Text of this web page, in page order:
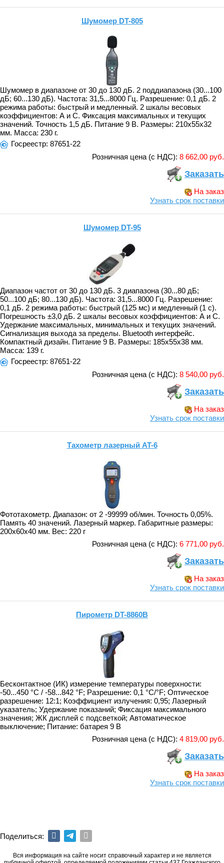
Шумомер DT-805
Шумомер в диапазоне от 30 до 130 дБ. 2 поддиапазона (30...100
дБ; 60...130 дБ). Частота: 31,5...8000 Гц. Разрешение: 0,1 дБ. 2
режима работы: быстрый и медленный. 2 шкалы весовых
коэффициентов: А и С. Фиксация максимальных и текущих
значений. Точность 1,5 дБ. Питание 9 В. Размеры: 210х55х32
мм. Масса: 230 г.
Госреестр: 87651-22
Розничная цена (с НДС): 8 662,00 руб.
Заказать
На заказ
Узнать срок поставки
Шумомер DT-95
Диапазон частот от 30 до 130 дБ. 3 диапазона (30...80 дБ;
50...100 дБ; 80...130 дБ). Частота: 31,5...8000 Гц. Разрешение:
0,1 дБ. 2 режима работы: быстрый (125 мс) и медленный (1 с).
Погрешность ±3,0 дБ. 2 шкалы весовых коэффициентов: А и С.
Удержание максимальных, минимальных и текущих значений.
Сигнализация выхода за пределы. Bluetooth интерфейс.
Компактный дизайн. Питание 9 В. Размеры: 185x55x38 мм.
Масса: 139 г.
Госреестр: 87651-22
Розничная цена (с НДС): 8 540,00 руб.
Заказать
На заказ
Узнать срок поставки
Тахометр лазерный AT-6
Фототахометр. Диапазон: от 2 -99999 об/мин. Точность 0,05%.
Память 40 значений. Лазерный маркер. Габаритные размеры:
200x60x40 мм. Вес: 220 г
Розничная цена (с НДС): 6 771,00 руб.
Заказать
На заказ
Узнать срок поставки
Пирометр DT-8860B
Бесконтактное (ИК) измерение температуры поверхности:
-50...450 °C / -58...842 °F; Разрешение: 0,1 °C/°F; Оптическое
разрешение: 12:1; Коэффициент излучения: 0,95; Лазерный
указатель; Удержание показаний; Фиксация максимального
значения; ЖК дисплей с подсветкой; Автоматическое
выключение; Питание: батарея 9 В
Розничная цена (с НДС): 4 819,00 руб.
Заказать
На заказ
Узнать срок поставки
Поделиться:
Вся информация на сайте носит справочный характер и не является